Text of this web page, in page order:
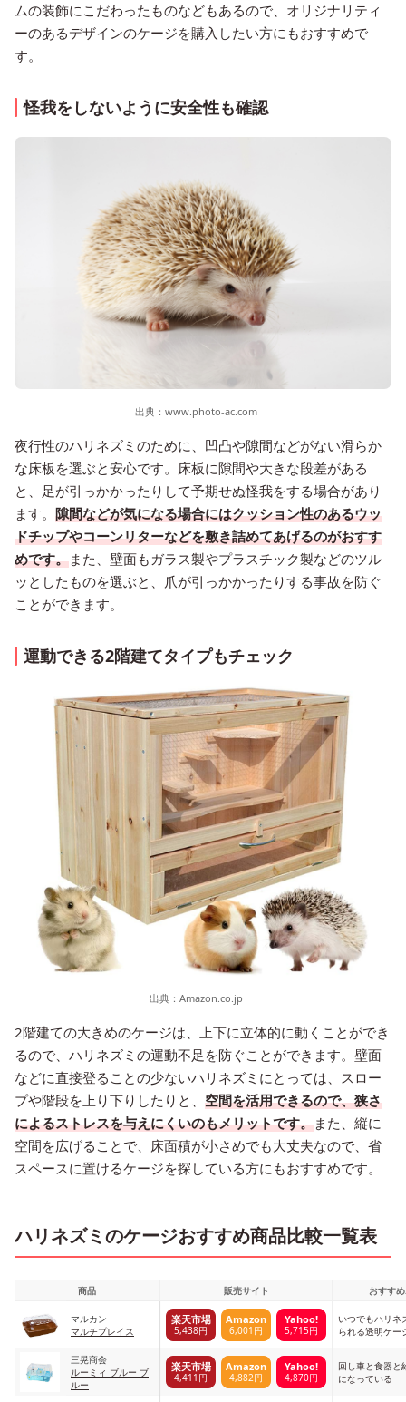
ムの装飾にこだわったものなどもあるので、オリジナリティ
ーのあるデザインのケージを購入したい方にもおすすめで
す。
怪我をしないように安全性も確認
出典： www.photo-ac.com
夜行性のハリネズミのために、凹凸や隙間などがない滑らか
な床板を選ぶと安心です。床板に隙間や大きな段差がある
と、足が引っかかったりして予期せぬ怪我をする場合があり
ます。 隙間などが気になる場合にはクッション性のあるウッ
ドチップやコーンリターなどを敷き詰めてあげるのがおすす
めです。また、壁面もガラス製やプラスチック製などのツル
ッとしたものを選ぶと、爪が引っかかったりする事故を防ぐ
ことができます。
運動できる2階建てタイプもチェック
出典： Amazon.co.jp
2階建ての大きめのケージは、上下に立体的に動くことができ
るので、ハリネズミの運動不足を防ぐことができます。壁面
などに直接登ることの少ないハリネズミにとっては、スロー
プや階段を上り下りしたりと、 空間を活用できるので、狭さ
によるストレスを与えにくいのもメリットです。また、縦に
空間を広げることで、床面積が小さめでも大丈夫なので、省
スペースに置けるケージを探している方にもおすすめです。
ハリネズミのケージおすすめ商品比較一覧表
商品 販売サイト おすす
マルカン
マルチプレイス
楽天市場
5,438円
Amazon
6,001円
Yahoo!
5,715円
いつでもハリネ
られる透明ケー
三晃商会
ルーミィ ブルー ブ
ルー
楽天市場
4,411円
Amazon
4,882円
Yahoo!
4,870円
回し車と食器と
になっている